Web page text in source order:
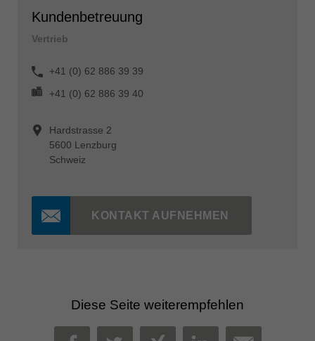
Kundenbetreuung
Vertrieb
+41 (0) 62 886 39 39
+41 (0) 62 886 39 40
Hardstrasse 2
5600 Lenzburg
Schweiz
KONTAKT AUFNEHMEN
Diese Seite weiterempfehlen